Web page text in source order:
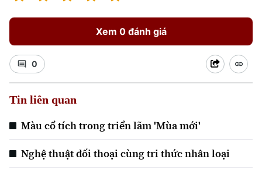
Xem 0 đánh giá
0
Tin liên quan
Màu cổ tích trong triển lãm 'Mùa mới'
Nghệ thuật đối thoại cùng tri thức nhân loại